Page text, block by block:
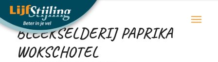
BLEEKSELDERIJ PAPRIKA
WOKSCHOTEL